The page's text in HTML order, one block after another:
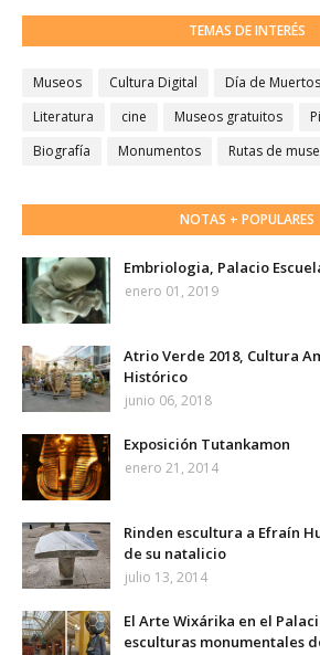
TEMAS DE INTERÉS
Museos Cultura Digital Día de Muertos
Literatura
cine Museos gratuitos
Biografía
Monumentos Rutas de
NOTAS + POPULARES
Embriologia, Palacio
enero 01, 2019
Atrio Verde 2018, Cultura
Histórico
junio 06, 2018
Exposición Tutankamon
enero 21, 2014
Rinden escultura a Efraín
de su natalicio
julio 13, 2014
El Arte Wixárika en el
esculturas monumentales